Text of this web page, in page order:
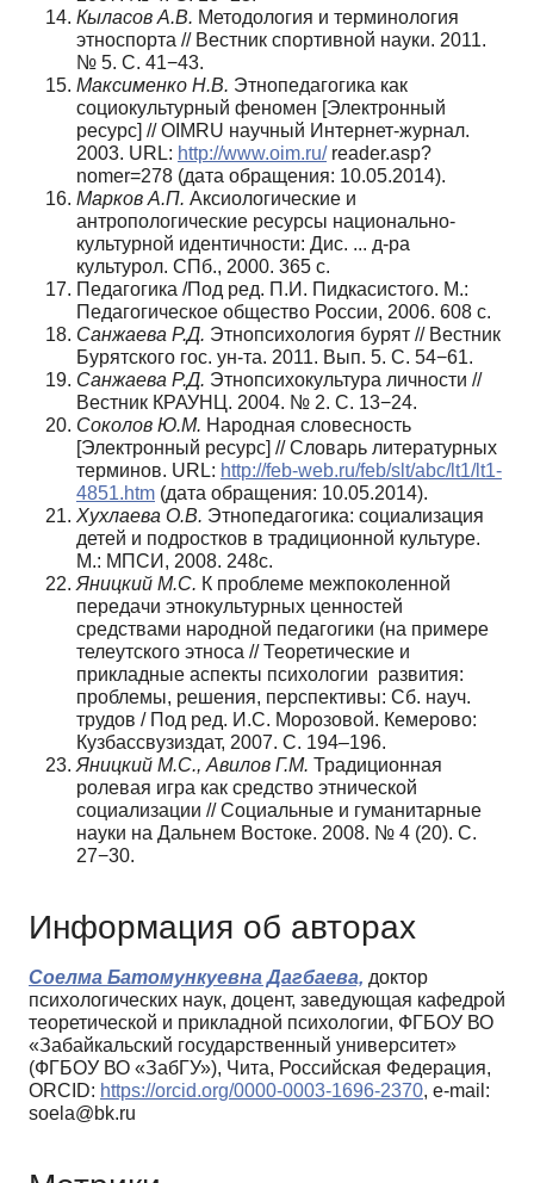
Кыласов А.В. Методология и терминология
этноспорта // Вестник спортивной науки. 2011.
№ 5. С. 41−43.
Максименко Н.В. Этнопедагогика как
социокультурный феномен [Электронный
ресурс] // OIMRU научный Интернет-журнал.
2003. URL: http://www.oim.ru/reader.asp?
nomer=278 (дата обращения: 10.05.2014).
Марков А.П. Аксиологические и
антропологические ресурсы национально-
культурной идентичности: Дис. ... д-ра
культурол. СПб., 2000. 365 с.
Педагогика /Под ред. П.И. Пидкасистого. М.:
Педагогическое общество России, 2006. 608 с.
Санжаева Р.Д. Этнопсихология бурят // Вестник
Бурятского гос. ун-та. 2011. Вып. 5. С. 54−61.
Санжаева Р.Д. Этнопсихокультура личности //
Вестник КРАУНЦ. 2004. № 2. С. 13−24.
Соколов Ю.М. Народная словесность
[Электронный ресурс] // Словарь литературных
терминов. URL: http://feb-web.ru/feb/slt/abc/lt1/lt1-
4851.htm (дата обращения: 10.05.2014).
Хухлаева О.В. Этнопедагогика: социализация
детей и подростков в традиционной культуре.
М.: МПСИ, 2008. 248с.
Яницкий М.С. К проблеме межпоколенной
передачи этнокультурных ценностей
средствами народной педагогики (на примере
телеутского этноса // Теоретические и
прикладные аспекты психологии развития:
проблемы, решения, перспективы: Сб. науч.
трудов / Под ред. И.С. Морозовой. Кемерово:
Кузбассвузиздат, 2007. С. 194–196.
Яницкий М.С., Авилов Г.М. Традиционная
ролевая игра как средство этнической
социализации // Социальные и гуманитарные
науки на Дальнем Востоке. 2008. № 4 (20). С.
27−30.
Информация об авторах
Соелма Батомункуевна Дагбаева, доктор
психологических наук, доцент, заведующая кафедрой
теоретической и прикладной психологии, ФГБОУ ВО
«Забайкальский государственный университет»
(ФГБОУ ВО «ЗабГУ»), Чита, Российская Федерация,
ORCID: https://orcid.org/0000-0003-1696-2370, e-mail:
soela@bk.ru